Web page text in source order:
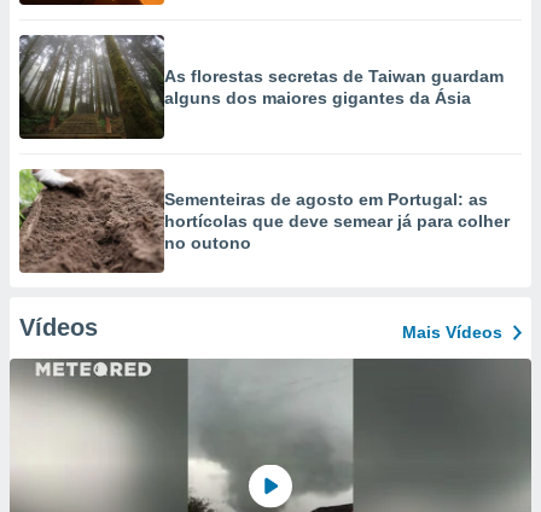
As florestas secretas de Taiwan guardam
alguns dos maiores gigantes da Ásia
Sementeiras de agosto em Portugal: as
hortícolas que deve semear já para colher
no outono
Vídeos Mais Vídeos